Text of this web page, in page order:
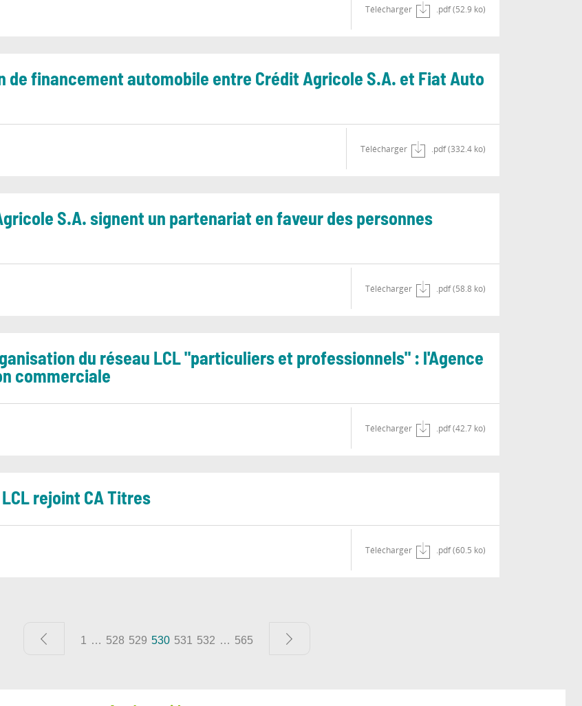
Télécharger .pdf (52.9 ko)
de financement automobile entre Crédit Agricole S.A. et Fiat Auto
Télécharger .pdf (332.4 ko)
S.A. signent un partenariat en faveur des personnes
Télécharger .pdf (58.8 ko)
du réseau LCL "particuliers et professionnels" : l'Agence
commerciale
Télécharger .pdf (42.7 ko)
rejoint CA Titres
Télécharger .pdf (60.5 ko)
1 … 528 529 530 531 532 … 565